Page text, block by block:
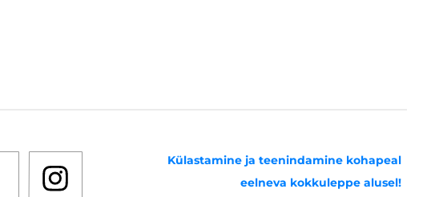
Külastamine ja teenindamine kohapeal
eelneva kokkuleppe alusel!